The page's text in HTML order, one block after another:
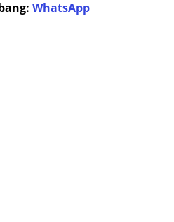
WhatsApp